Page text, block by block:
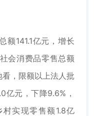
141.1亿元，增长
会消费品零售总额
，限额以上法人批
亿元，下降9.6%，
实现零售额1.8亿